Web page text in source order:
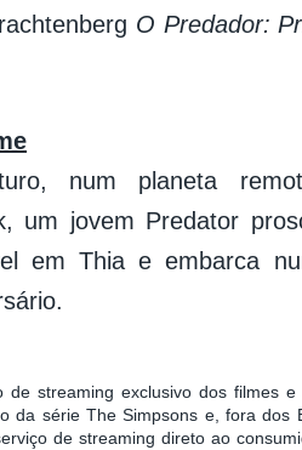
O Predador:
num planeta
um jovem Predator
em Thia e embarca
de streaming exclusivo dos filmes
da série The Simpsons e, fora
de streaming direto ao